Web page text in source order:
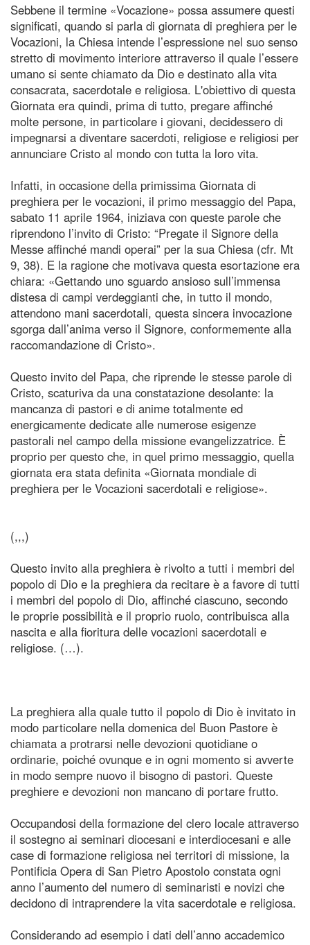
Sebbene il termine «Vocazione» possa assumere questi
significati, quando si parla di giornata di preghiera per le
Vocazioni, la Chiesa intende l’espressione nel suo senso
stretto di movimento interiore attraverso il quale l’essere
umano si sente chiamato da Dio e destinato alla vita
consacrata, sacerdotale e religiosa. L'obiettivo di questa
Giornata era quindi, prima di tutto, pregare affinché
molte persone, in particolare i giovani, decidessero di
impegnarsi a diventare sacerdoti, religiose e religiosi per
annunciare Cristo al mondo con tutta la loro vita.
Infatti, in occasione della primissima Giornata di
preghiera per le vocazioni, il primo messaggio del Papa,
sabato 11 aprile 1964, iniziava con queste parole che
riprendono l’invito di Cristo: “Pregate il Signore della
Messe affinché mandi operai” per la sua Chiesa (cfr. Mt
9, 38). E la ragione che motivava questa esortazione era
chiara: «Gettando uno sguardo ansioso sull’immensa
distesa di campi verdeggianti che, in tutto il mondo,
attendono mani sacerdotali, questa sincera invocazione
sgorga dall’anima verso il Signore, conformemente alla
raccomandazione di Cristo».
Questo invito del Papa, che riprende le stesse parole di
Cristo, scaturiva da una constatazione desolante: la
mancanza di pastori e di anime totalmente ed
energicamente dedicate alle numerose esigenze
pastorali nel campo della missione evangelizzatrice. È
proprio per questo che, in quel primo messaggio, quella
giornata era stata definita «Giornata mondiale di
preghiera per le Vocazioni sacerdotali e religiose».
(,,,)
Questo invito alla preghiera è rivolto a tutti i membri del
popolo di Dio e la preghiera da recitare è a favore di tutti
i membri del popolo di Dio, affinché ciascuno, secondo
le proprie possibilità e il proprio ruolo, contribuisca alla
nascita e alla fioritura delle vocazioni sacerdotali e
religiose. (…).
La preghiera alla quale tutto il popolo di Dio è invitato in
modo particolare nella domenica del Buon Pastore è
chiamata a protrarsi nelle devozioni quotidiane o
ordinarie, poiché ovunque e in ogni momento si avverte
in modo sempre nuovo il bisogno di pastori. Queste
preghiere e devozioni non mancano di portare frutto.
Occupandosi della formazione del clero locale attraverso
il sostegno ai seminari diocesani e interdiocesani e alle
case di formazione religiosa nei territori di missione, la
Pontificia Opera di San Pietro Apostolo constata ogni
anno l’aumento del numero di seminaristi e novizi che
decidono di intraprendere la vita sacerdotale e religiosa.
Considerando ad esempio i dati dell’anno accademico